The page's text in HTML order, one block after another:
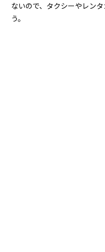
ないので、タクシーやレン
う。